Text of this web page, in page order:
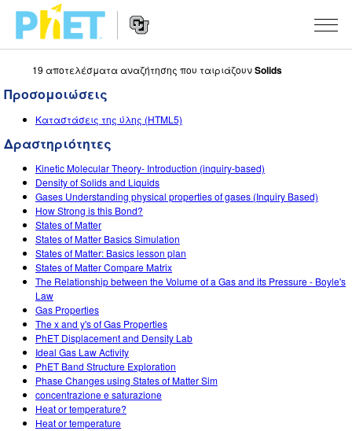
Αναζήτηση
Ιστότοπο
του
Navigation
ΠΡΟΣΟΜΟΙΏΣΕΙΣ
All Sims
Φυσική
Μαθηματικά
Χημεία
Επιστήμη της γης
Βιολογία
Μεταφρασμένες προσομοιώσεις
Customizable Sims
STUDIO
About Studio
Customizable Sims
Start a Free Trial
Purchase a License
ΔΙΔΑΣΚΑΛΊΑ
Περιήγηση στις δραστηριότητες
Διαμοιράστε τις δραστηριότητές σας
Activity Contribution Guidelines
Virtual Workshops
Professional Learning with PhET
Teaching with PhET
ΈΡΕΥΝΑ
INITIATIVES
Inclusive Design
PhET Global
Data Fluency
DEIB in STEM Ed
SceneryStack OSE
Impact Report
ΣΎΝΔΕΣΗ / ΕΓΓΡΑΦΉ
ΣΎΝΔΕΣΗ / ΕΓΓΡΑΦΉ
19 αποτελέσματα αναζήτησης που ταιριάζουνSolids
Προσομοιώσεις
Καταστάσεις της ύλης (HTML5)
Δραστηριότητες
Kinetic Molecular Theory- Introduction (inquiry-based)
Density of Solids and Liquids
Gases Understanding physical properties of gases (Inquiry Based)
How Strong is this Bond?
States of Matter
States of Matter Basics Simulation
States of Matter: Basics lesson plan
States of Matter Compare Matrix
The Relationship between the Volume of a Gas and its Pressure - Boyle's
Law
Gas Properties
The x and y's of Gas Properties
PhET Displacement and Density Lab
Ideal Gas Law Activity
PhET Band Structure Exploration
Phase Changes using States of Matter Sim
concentrazione e saturazione
Heat or temperature?
Heat or temperature